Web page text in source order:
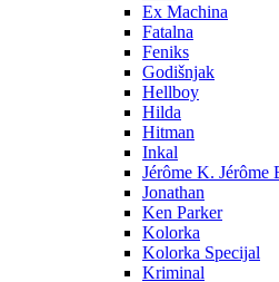
Ex Machina
Fatalna
Feniks
Godišnjak
Hellboy
Hilda
Hitman
Inkal
Jérôme K. Jérôme
Jonathan
Ken Parker
Kolorka
Kolorka Specijal
Kriminal